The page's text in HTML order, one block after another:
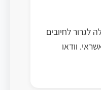
לגרור לחיובים
וודאו